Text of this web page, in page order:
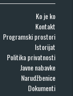
Ko je ko
Kontakt
Programski prostori
Istorijat
Politika privatnosti
Javne nabavke
Narudžbenice
Dokumenti